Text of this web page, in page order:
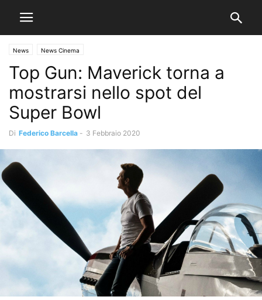
News News Cinema
Top Gun: Maverick torna a
mostrarsi nello spot del
Super Bowl
Di Federico Barcella - 3 Febbraio 2020